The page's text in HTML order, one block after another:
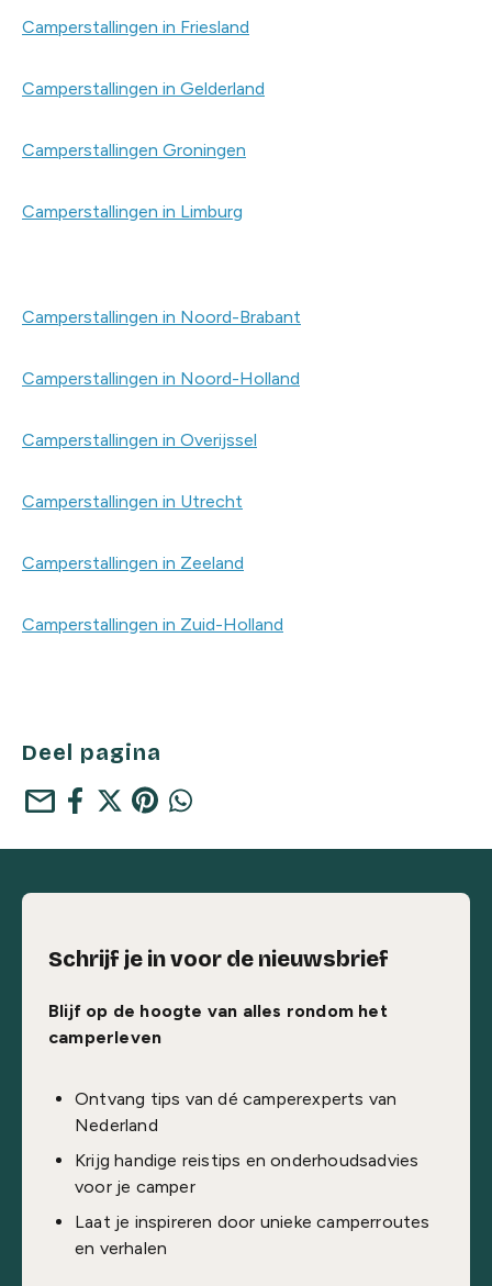
Camperstallingen in Friesland
Camperstallingen in Gelderland
Camperstallingen Groningen
Camperstallingen in Limburg
Camperstallingen in Noord-Brabant
Camperstallingen in Noord-Holland
Camperstallingen in Overijssel
Camperstallingen in Utrecht
Camperstallingen in Zeeland
Camperstallingen in Zuid-Holland
Deel pagina
mail
Schrijf je in voor de nieuwsbrief
Blijf op de hoogte van alles rondom het
camperleven
Ontvang tips van dé camperexperts van
Nederland
Krijg handige reistips en onderhoudsadvies
voor je camper
Laat je inspireren door unieke camperroutes
en verhalen